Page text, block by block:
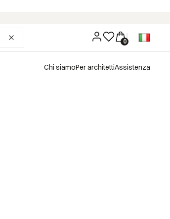
Chi siamoPer architettiAssistenza